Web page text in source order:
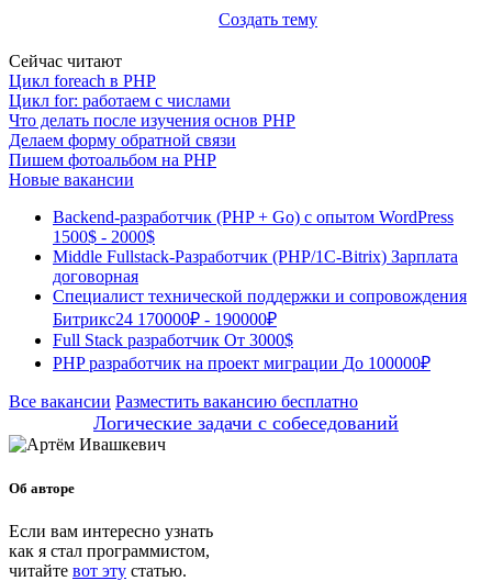
Создать тему
Сейчас читают
Цикл foreach в PHP
Цикл for: работаем с числами
Что делать после изучения основ PHP
Делаем форму обратной связи
Пишем фотоальбом на PHP
Новые вакансии
Backend-разработчик (PHP + Go) с опытом WordPress
1500$ - 2000$
Middle Fullstack-Разработчик (PHP/1С-Bitrix) Зарплата
договорная
Специалист технической поддержки и сопровождения
Битрикс24 170000₽ - 190000₽
Full Stack разработчик От 3000$
PHP разработчик на проект миграции До 100000₽
Все вакансии Разместить вакансию бесплатно
Логические задачи с собеседований
Об авторе
Если вам интересно узнать
как я стал программистом,
читайте вот эту статью.